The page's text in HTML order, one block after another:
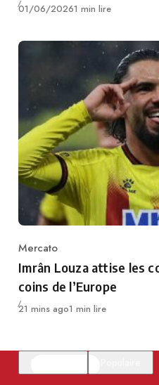
Publié
01/06/20261 min lire
Category
Mercato
Imrân Louza attise les
coins de l’Europe
Publié
21 mins ago1 min lire